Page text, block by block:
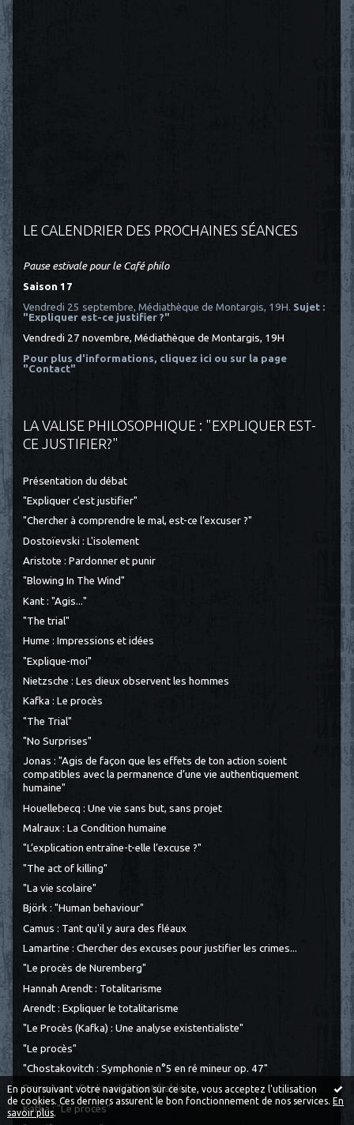
En poursuivant votre navigation sur ce site, vous acceptez l'utilisation
de cookies. Ces derniers assurent le bon fonctionnement de nos services. En
savoir plus.
LE CALENDRIER DES PROCHAINES SÉANCES
Pause estivale pour le Café philo
Saison 17
Vendredi 25 septembre, Médiathèque de Montargis, 19H. Sujet :
"Expliquer est-ce justifier ?"
Vendredi 27 novembre, Médiathèque de Montargis, 19H
Pour plus d'informations, cliquez ici ou sur la page
"Contact"
LA VALISE PHILOSOPHIQUE : "EXPLIQUER EST-
CE JUSTIFIER?"
Présentation du débat
"Expliquer c'est justifier"
"Chercher à comprendre le mal, est-ce l’excuser ?"
Dostoïevski : L'isolement
Aristote : Pardonner et punir
"Blowing In The Wind"
Kant : "Agis..."
"The trial"
Hume : Impressions et idées
"Explique-moi"
Nietzsche : Les dieux observent les hommes
Kafka : Le procès
"The Trial"
"No Surprises"
Jonas : "Agis de façon que les effets de ton action soient
compatibles avec la permanence d’une vie authentiquement
humaine"
Houellebecq : Une vie sans but, sans projet
Malraux : La Condition humaine
"L’explication entraîne-t-elle l’excuse ?"
"The act of killing"
"La vie scolaire"
Björk : "Human behaviour"
Camus : Tant qu'il y aura des fléaux
Lamartine : Chercher des excuses pour justifier les crimes...
"Le procès de Nuremberg"
Hannah Arendt : Totalitarisme
Arendt : Expliquer le totalitarisme
"Le Procès (Kafka) : Une analyse existentialiste"
"Le procès"
"Chostakovitch : Symphonie n°5 en ré mineur op. 47"
Primo Levi : Expliquer l'injustifiable
Kafka : "Le procès"